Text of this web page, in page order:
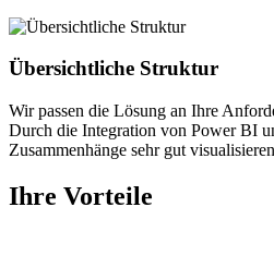
Übersichtliche Struktur
Wir passen die Lösung an Ihre
Durch die Integration von Power BI
Zusammenhänge sehr gut
Ihre Vorteile